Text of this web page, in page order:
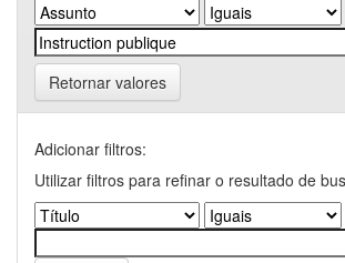
Retornar valores
Adicionar filtros:
Utilizar filtros para refinar o resultado de